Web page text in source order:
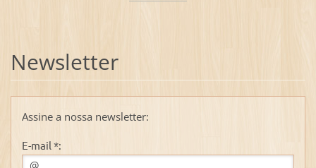
Newsletter
Assine a nossa newsletter:
E-mail *: